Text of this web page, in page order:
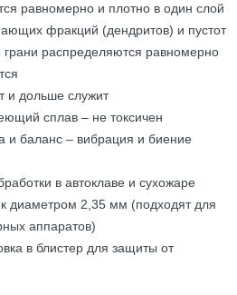
равномерно и плотно в один слой
фракций (дендритов) и пустот
распределяются равномерно
и дольше служит
сплав – не токсичен
и баланс – вибрация и биение
в автоклаве и сухожаре
диаметром 2,35 мм (подходят для
аппаратов)
в блистер для защиты от